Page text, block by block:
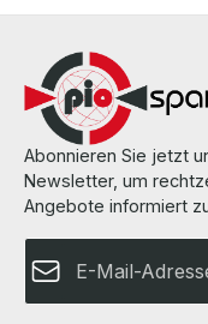
Abonnieren Sie jetzt
Newsletter, um
Angebote informiert